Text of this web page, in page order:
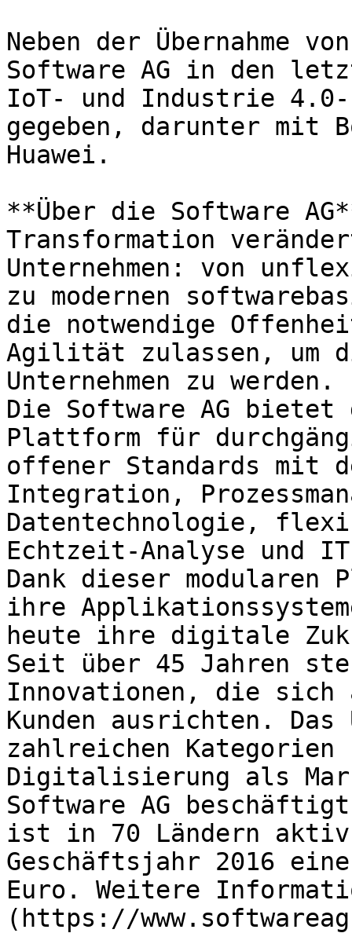
Neben der Übernahme
Software AG in den
IoT- und Industrie 4.0-
gegeben, darunter mit
Huawei.
**Über die Software
Transformation
Unternehmen: von
zu modernen
die notwendige
Agilität zulassen, um
Unternehmen zu werden.
Die Software AG
Plattform für
offener Standards mit
Integration,
Datentechnologie,
Echtzeit-Analyse und
Dank dieser modularen
ihre
heute ihre digitale
Seit über 45 Jahren
Innovationen, die sich
Kunden ausrichten. Das
zahlreichen
Digitalisierung als
Software AG
ist in 70 Ländern
Geschäftsjahr 2016
Euro. Weitere
(https://